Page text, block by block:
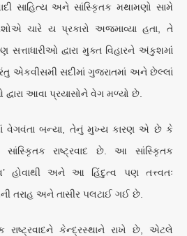
સાહિત્ય અને સાંસ્કૃિતક મથામણો સામે
ચારે ય પ્રકારો અજમાવ્યા હતા, તે
દ્વારા મુક્ત વિહારને અંકુશમાં
એકવીસમી સદીમાં ગુજરાતમાં અને છેલ્લાં
દ્વારા આવા પ્રયાસોને વેગ મળ્યો છે.
વેગવંતા બન્યા, તેનું મુખ્ય કારણ એ છે કે
સાંસ્કૃિતક રાષ્ટ્રવાદ છે. આ સાંસ્કૃિતક
હોવાથી અને આ હિંદુત્વ પણ તત્ત્વતઃ
તરાહ અને તાસીર પલટાઈ ગઈ છે.
રાષ્ટ્રવાદને કેન્દ્રસ્થાને રાખે છે, એટલે